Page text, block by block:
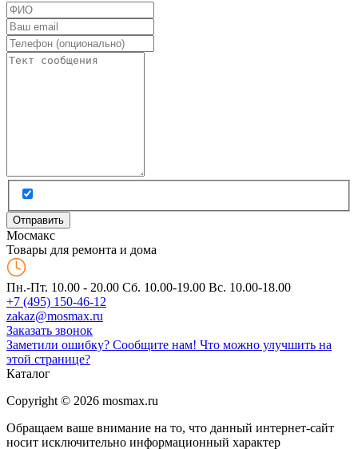
Мосмакс
Товары для ремонта и дома
Пн.-Пт. 10.00 - 20.00 Сб. 10.00-19.00 Вс. 10.00-18.00
+7 (495) 150-46-12
zakaz@mosmax.ru
Заказать звонок
Заметили ошибку? Сообщите нам! Что можно улучшить на
этой странице?
Каталог
Copyright © 2026 mosmax.ru
Обращаем ваше внимание на то, что данный интернет-сайт
носит исключительно информационный характер